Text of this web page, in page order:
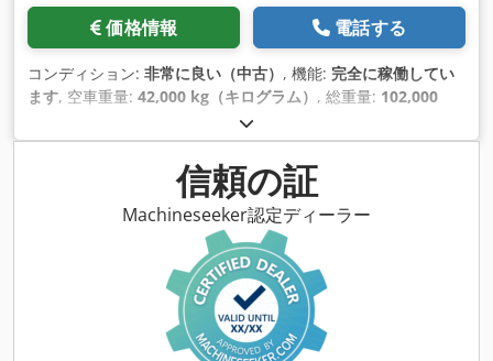
価格情報 電話する
コンディション: 非常に良い（中古） , 機能: 完全に稼働してい
ます, 空車重量: 42,000 kg（キログラム） , 総重量: 102,000
2009
信頼の証
Machineseeker認定ディーラー